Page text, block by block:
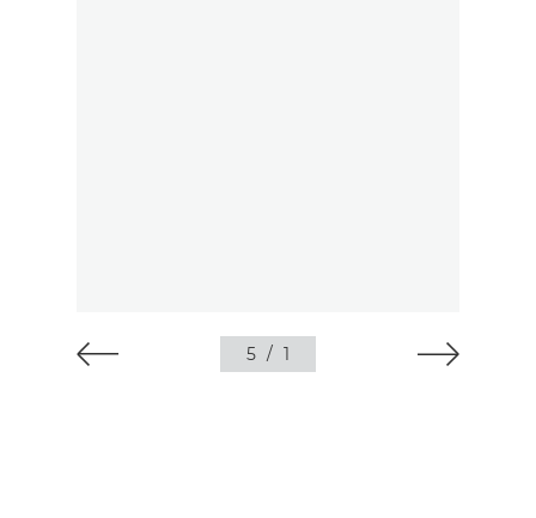
1
/
5